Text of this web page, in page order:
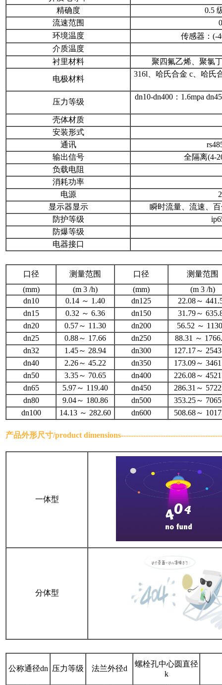
精确度
0.5
流速范围
环境温度
传感器：(-
介质温度
衬里材料
聚四氟乙烯、聚氯
电极材料
316l、哈氏合金 c、哈氏
压力等级
dn10-dn400：1.6mpa
壳体材质
安装形式
通讯
输出信号
全隔离(4-
负载电阻
消耗功率
电源
显示器显示
瞬时流量、流速、
防护等级
防爆等级
电器接口
口径 测量范围 口径
测量范围
(mm)
(m 3 /h) (mm)
(m 3 /h)
dn10
0.14 ～ 1.40 dn125
22.08～
dn15
0.32 ～ 6.36 dn150
31.79～
dn20
0.57～ 11.30 dn200
56.52 ～
dn25
0.88～ 17.66 dn250
88.31 ～
dn32
1.45～ 28.94 dn300
127.17～
dn40
2.26～ 45.22 dn350
173.09～
dn50
3.35～ 70.65 dn400
226.08～
dn65
5.97～ 119.40 dn450
286.31～
dn80
9.04～ 180.86 dn500
353.25～
dn100
14.13 ～ 282.60 dn600 508.68～
产品外形尺寸/product dimensions
一体型
分体型
公称通径dn 压力等级 法兰外径d
螺栓孔中心圆直径
k